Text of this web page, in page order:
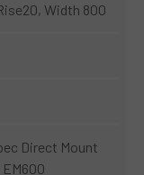
Width 800
Direct Mount